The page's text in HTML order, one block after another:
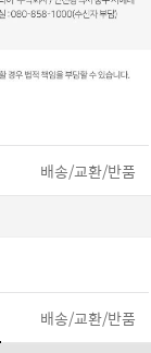
배송/교환/반품
배송/교환/반품